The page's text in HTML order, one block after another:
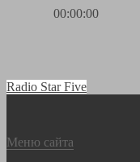
00:00:00
Radio Star Five
Меню сайта